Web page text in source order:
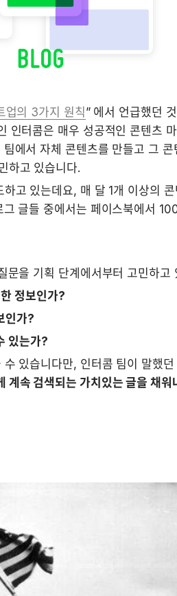
업의 3가지 원칙” 에서 언급했던
인터콤은 매우 성공적인 콘텐츠
에서 자체 콘텐츠를 만들고 그
하고 있습니다.
고 있는데요, 매 달 1개 이상의
글들 중에서는 페이스북에서
문을 기획 단계에서부터 고민하고
정보인가?
인가?
있는가?
있습니다만, 인터콤 팀이 말했
계속 검색되는 가치있는 글을 채워